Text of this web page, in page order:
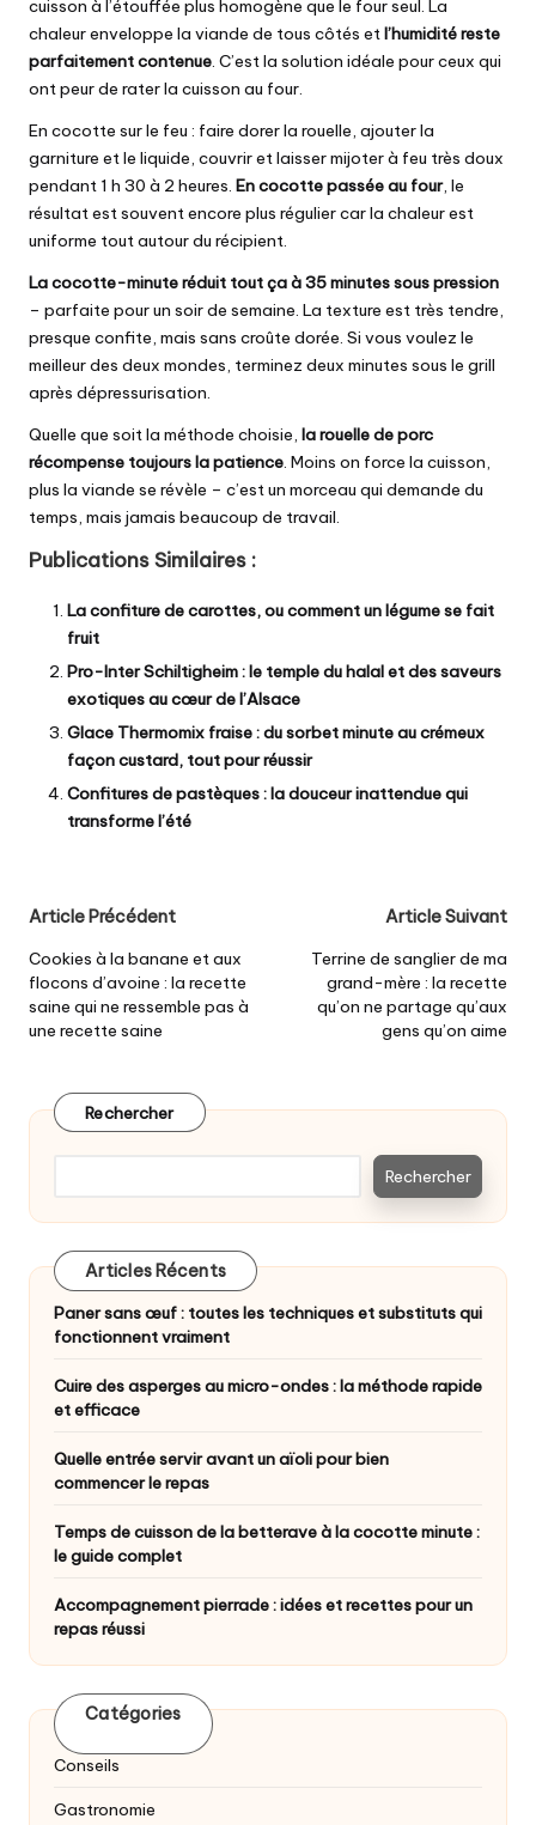
cuisson à l’étouffée plus homogène que le four seul. La
chaleur enveloppe la viande de tous côtés etl’humidité reste
parfaitement contenue. C’est la solution idéale pour ceux qui
ont peur de rater la cuisson au four.
En cocotte sur le feu : faire dorer la rouelle, ajouter la
garniture et le liquide, couvrir et laisser mijoter à feu très doux
pendant 1 h 30 à 2 heures. En cocotte passée au four, le
résultat est souvent encore plus régulier car la chaleur est
uniforme tout autour du récipient.
La cocotte-minute réduit tout ça à 35 minutes sous pression
– parfaite pour un soir de semaine. La texture est très tendre,
presque confite, mais sans croûte dorée. Si vous voulez le
meilleur des deux mondes, terminez deux minutes sous le grill
après dépressurisation.
Quelle que soit la méthode choisie, la rouelle de porc
récompense toujours la patience. Moins on force la cuisson,
plus la viande se révèle – c’est un morceau qui demande du
temps, mais jamais beaucoup de travail.
Publications Similaires :
La confiture de carottes, ou comment un légume se fait
fruit
Pro-Inter Schiltigheim : le temple du halal et des saveurs
exotiques au cœur de l’Alsace
Glace Thermomix fraise : du sorbet minute au crémeux
façon custard, tout pour réussir
Confitures de pastèques : la douceur inattendue qui
transforme l’été
Post
navigation
Article Précédent
Cookies à la banane et aux
flocons d’avoine : la recette
saine qui ne ressemble pas à
une recette saine
Article Suivant
Terrine de sanglier de ma
grand-mère : la recette
qu’on ne partage qu’aux
gens qu’on aime
Rechercher
Rechercher
Articles Récents
Paner sans œuf : toutes les techniques et substituts qui
fonctionnent vraiment
Cuire des asperges au micro-ondes : la méthode rapide
et efficace
Quelle entrée servir avant un aïoli pour bien
commencer le repas
Temps de cuisson de la betterave à la cocotte minute :
le guide complet
Accompagnement pierrade : idées et recettes pour un
repas réussi
Catégories
Conseils
Gastronomie